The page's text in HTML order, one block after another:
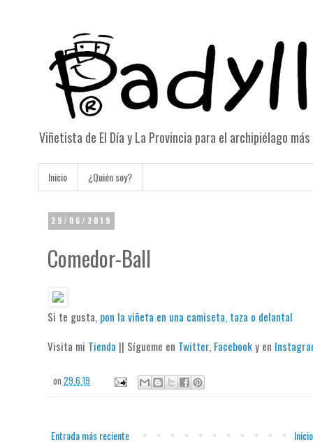
Viñetista de El Día y La Provincia para el archipiélago
Inicio ¿Quién soy?
29/06/2019
Comedor-Ball
Si te gusta, pon la viñeta en una camiseta, taza o delantal
Visita mi Tienda || Sígueme en Twitter, Facebooky en
on29.6.19
Entrada más reciente Inicio